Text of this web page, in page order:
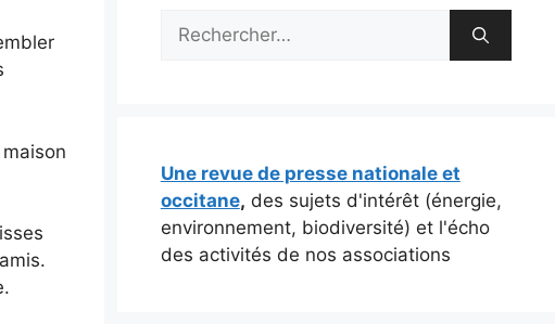
Rechercher :
Une revue de presse nationale et
occitane, des sujets d'intérêt (énergie,
environnement, biodiversité) et l'écho
des activités de nos associations